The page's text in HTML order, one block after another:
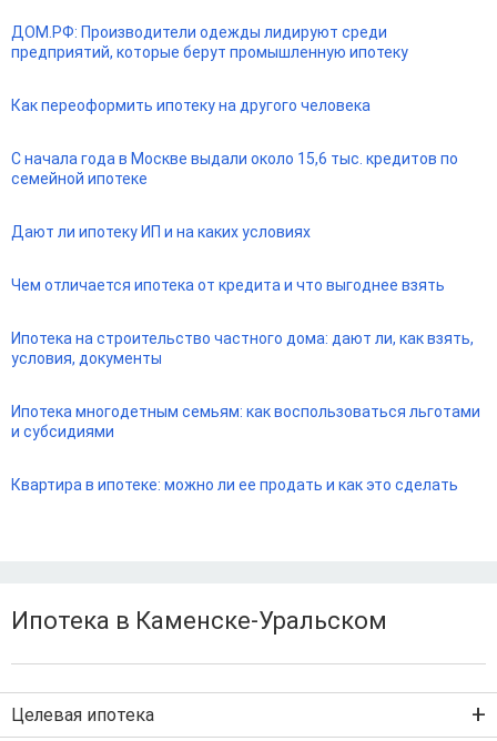
ДОМ.РФ: Производители одежды лидируют среди
предприятий, которые берут промышленную ипотеку
Как переоформить ипотеку на другого человека
С начала года в Москве выдали около 15,6 тыс. кредитов по
семейной ипотеке
Дают ли ипотеку ИП и на каких условиях
Чем отличается ипотека от кредита и что выгоднее взять
Ипотека на строительство частного дома: дают ли, как взять,
условия, документы
Ипотека многодетным семьям: как воспользоваться льготами
и субсидиями
Квартира в ипотеке: можно ли ее продать и как это сделать
Ипотека в Каменске-Уральском
Целевая ипотека